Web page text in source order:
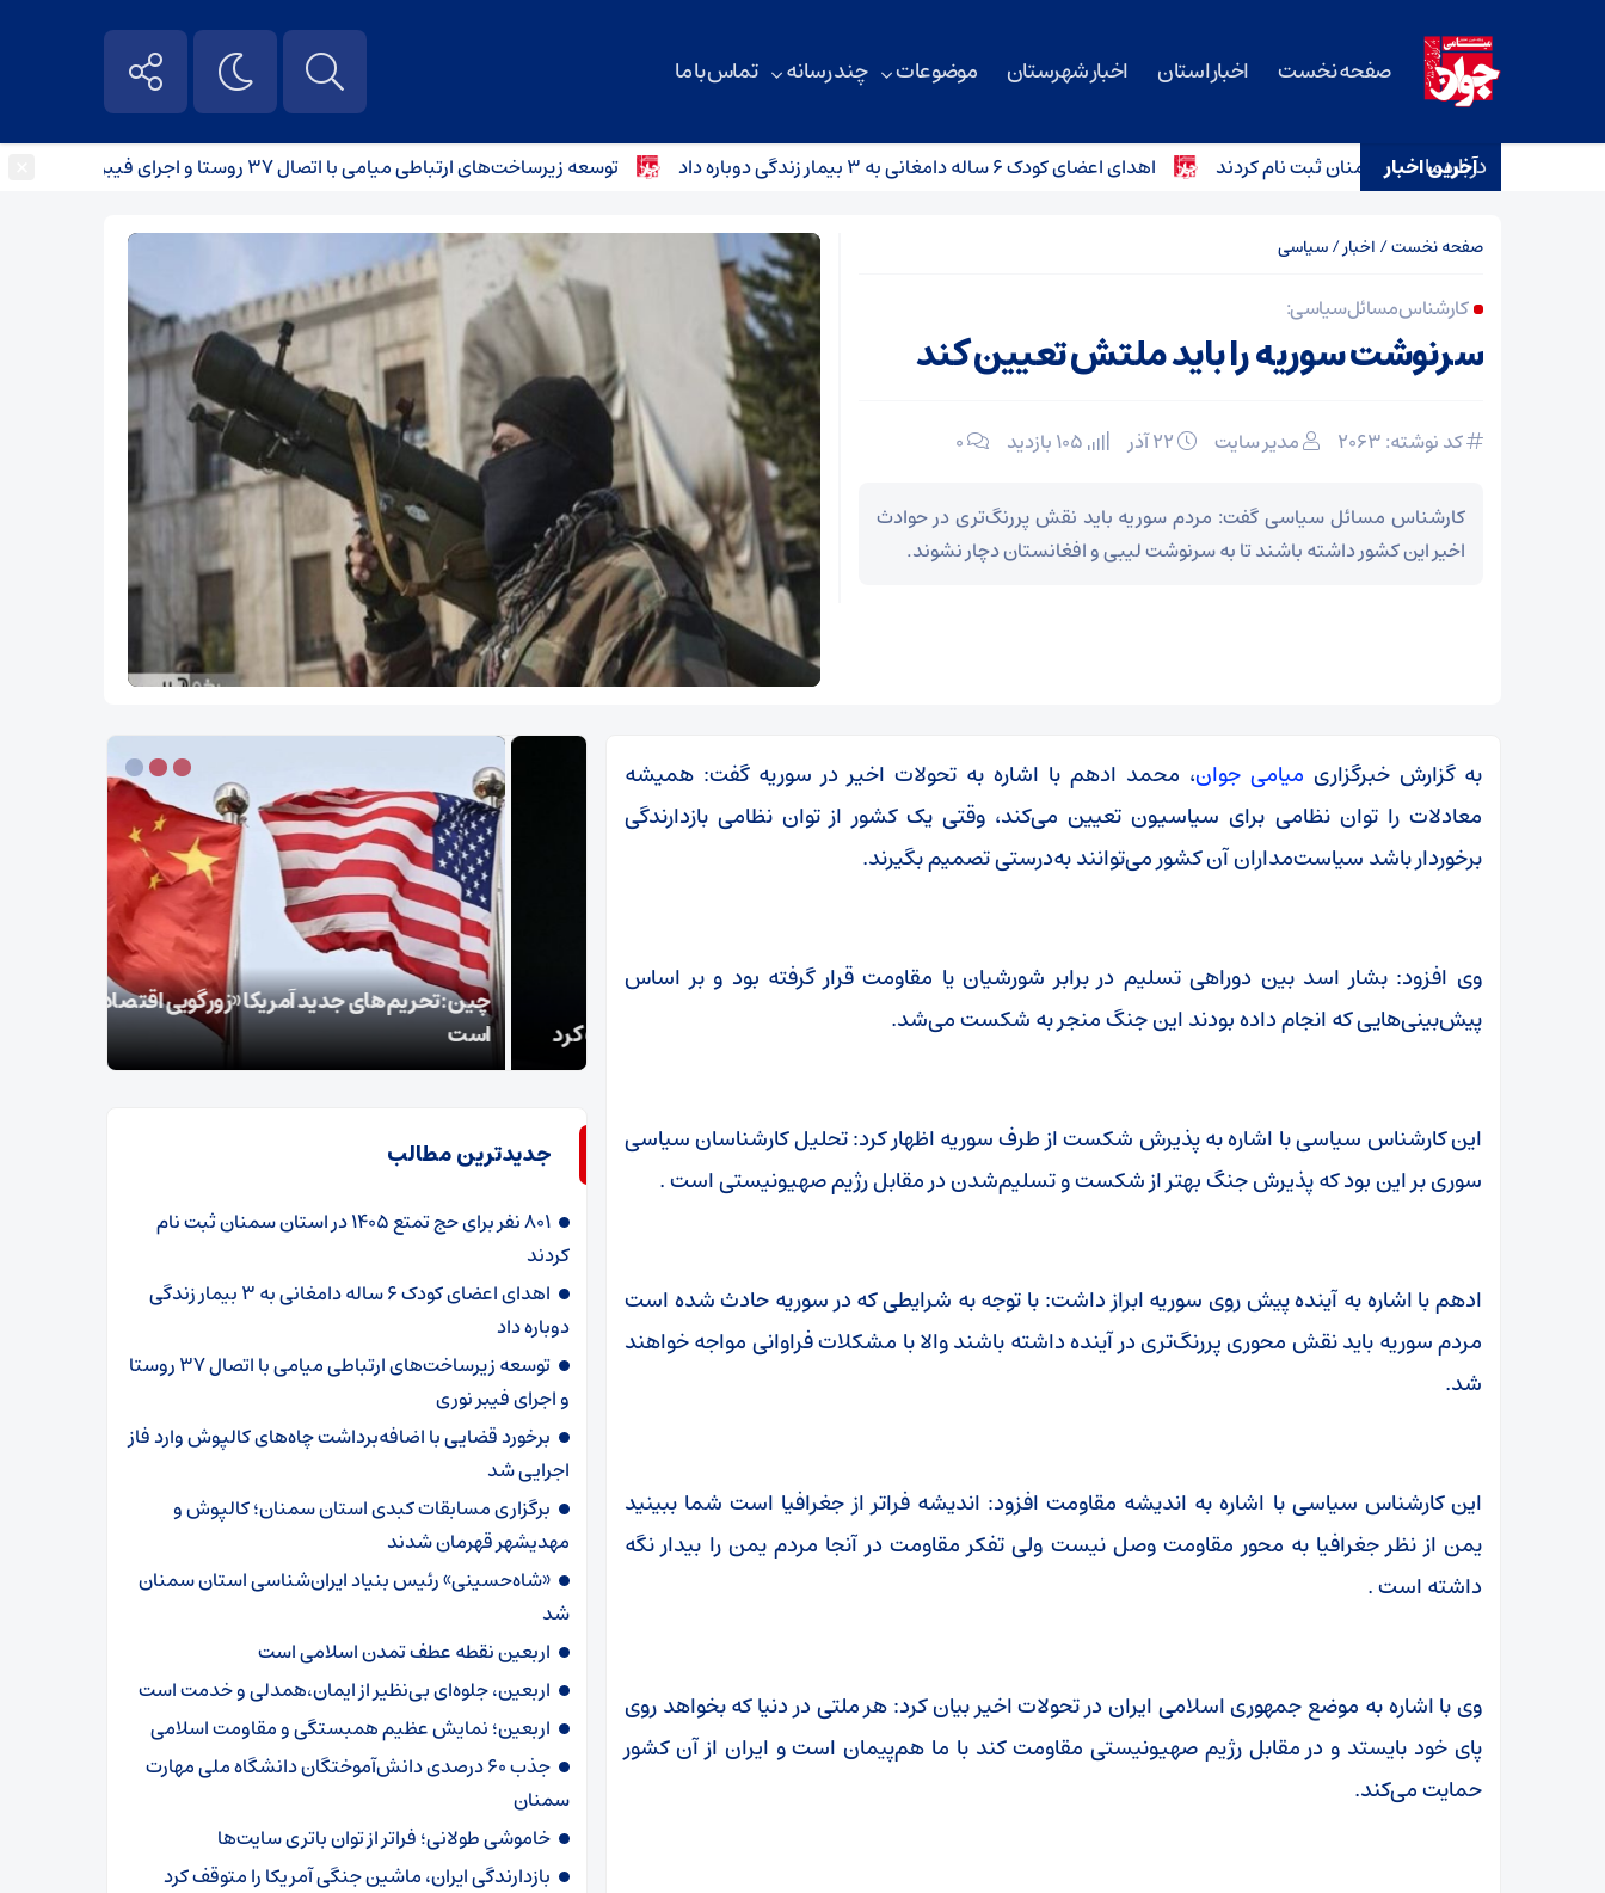
صفحه نخست اخبار استان اخبار شهرستان موضوعات چند رسانه تماس با ما
درباره ما
آخرین اخبار اهدای اعضای کودک ۶ ساله دامغانی به ۳ بیمار زندگی دوباره داد توسعه زیرساخت‌های ارتباطی میامی با اتصال ۳۷ روستا و اجرای فیبر نوری
صفحه نخست/ اخبار/سیاسی
کارشناس مسائل سیاسی:
سرنوشت سوریه را باید ملتش تعیین کند
کد نوشته: 2063 مدیر سایت ۰
کارشناس مسائل سیاسی گفت: مردم سوریه باید نقش پررنگ‌تری در حوادث
اخیر این کشور داشته باشند تا به سرنوشت لیبی و افغانستان دچار نشوند.
به گزارش خبرگزاری میامی جوان، محمد ادهم با اشاره به تحولات اخیر در سوریه گفت: همیشه
معادلات را توان نظامی برای سیاسیون تعیین می‌کند، وقتی یک کشور از توان نظامی بازدارندگی
برخوردار باشد سیاست‌مداران آن کشور می‌توانند به‌درستی تصمیم بگیرند.
وی افزود: بشار اسد بین دوراهی تسلیم در برابر شورشیان یا مقاومت قرار گرفته بود و بر اساس
پیش‌بینی‌هایی که انجام داده بودند این جنگ منجر به شکست می‌شد.
این کارشناس سیاسی با اشاره به پذیرش شکست از طرف سوریه اظهار کرد: تحلیل کارشناسان سیاسی
سوری بر این بود که پذیرش جنگ بهتر از شکست و تسلیم‌شدن در مقابل رژیم صهیونیستی است .
ادهم با اشاره به آینده پیش روی سوریه ابراز داشت: با توجه‌ به شرایطی که در سوریه حادث شده است
مردم سوریه باید نقش محوری پررنگ‌تری در آینده داشته باشند والا با مشکلات فراوانی مواجه خواهند
شد.
این کارشناس سیاسی با اشاره به اندیشه مقاومت افزود: اندیشه فراتر از جغرافیا است شما ببینید
یمن از نظر جغرافیا به محور مقاومت وصل نیست ولی تفکر مقاومت در آنجا مردم یمن را بیدار نگه
داشته است .
وی با اشاره به موضع جمهوری اسلامی ایران در تحولات اخیر بیان کرد: هر ملتی در دنیا که بخواهد روی
پای خود بایستد و در مقابل رژیم صهیونیستی مقاومت کند با ما هم‌پیمان است و ایران از آن کشور
حمایت می‌کند.
توطئه خلع سلاح حماس از هم‌اکنون شکست خورده
کارشناس مسائل سیاسی:
بازدارندگی ایران، ماشین جنگی آمریکا را متوقف کرد
چین: تحریم‌های جدید آمریکا «زورگویی اقتصادی»
است
جدیدترین مطالب
۸۰۱ نفر برای حج تمتع ۱۴۰۵ در استان سمنان ثبت نام
کردند
اهدای اعضای کودک ۶ ساله دامغانی به ۳ بیمار زندگی
دوباره داد
توسعه زیرساخت‌های ارتباطی میامی با اتصال ۳۷ روستا
و اجرای فیبر نوری
برخورد قضایی با اضافه‌برداشت چاه‌های کالپوش وارد فاز
اجرایی شد
برگزاری مسابقات کبدی استان سمنان؛ کالپوش و
مهدیشهر قهرمان شدند
«شاه‌حسینی» رئیس بنیاد ایران‌شناسی استان سمنان
شد
اربعین نقطه عطف تمدن اسلامی است
اربعین، جلوه‌ای بی‌نظیر از ایمان،همدلی و خدمت است
اربعین؛ نمایش عظیم همبستگی و مقاومت اسلامی
جذب ۶۰ درصدی دانش‌آموختگان دانشگاه ملی مهارت
سمنان
خاموشی طولانی؛ فراتر از توان باتری سایت‌ها
بازدارندگی ایران، ماشین جنگی آمریکا را متوقف کرد